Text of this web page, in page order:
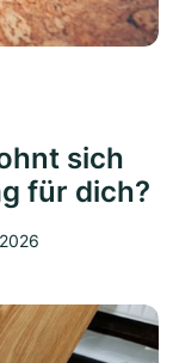
sich
für dich?